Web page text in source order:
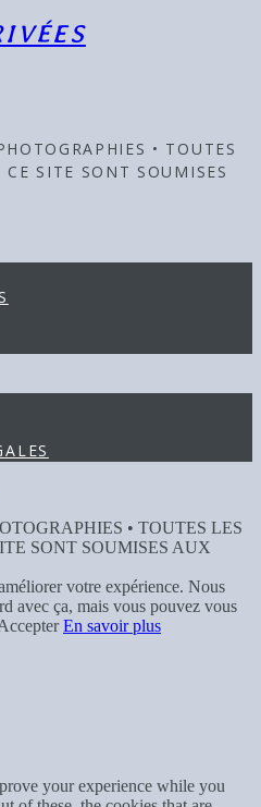
• TOUTES
SITE SONT SOUMISES
• TOUTES LES
SONT SOUMISES AUX
votre expérience. Nous
avec ça, mais vous pouvez vous
En savoir plus
your experience while you